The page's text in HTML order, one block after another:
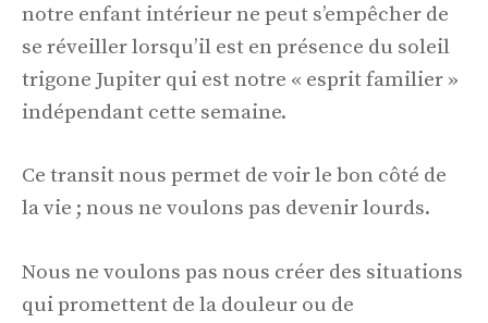
notre enfant intérieur ne peut s’empêcher de
se réveiller lorsqu’il est en présence du soleil
trigone Jupiter qui est notre « esprit familier »
indépendant cette semaine.
Ce transit nous permet de voir le bon côté de
la vie ; nous ne voulons pas devenir lourds.
Nous ne voulons pas nous créer des situations
qui promettent de la douleur ou de